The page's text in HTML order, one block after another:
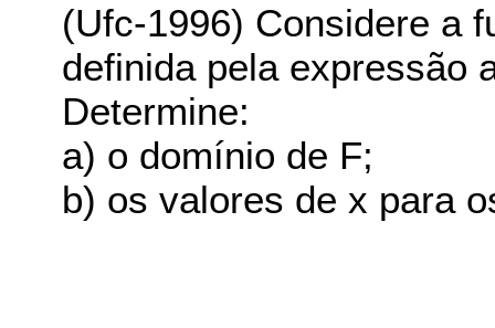
(Ufc-1996) Considere a
definida pela expressão
Determine:
a) o domínio de F;
b) os valores de x para